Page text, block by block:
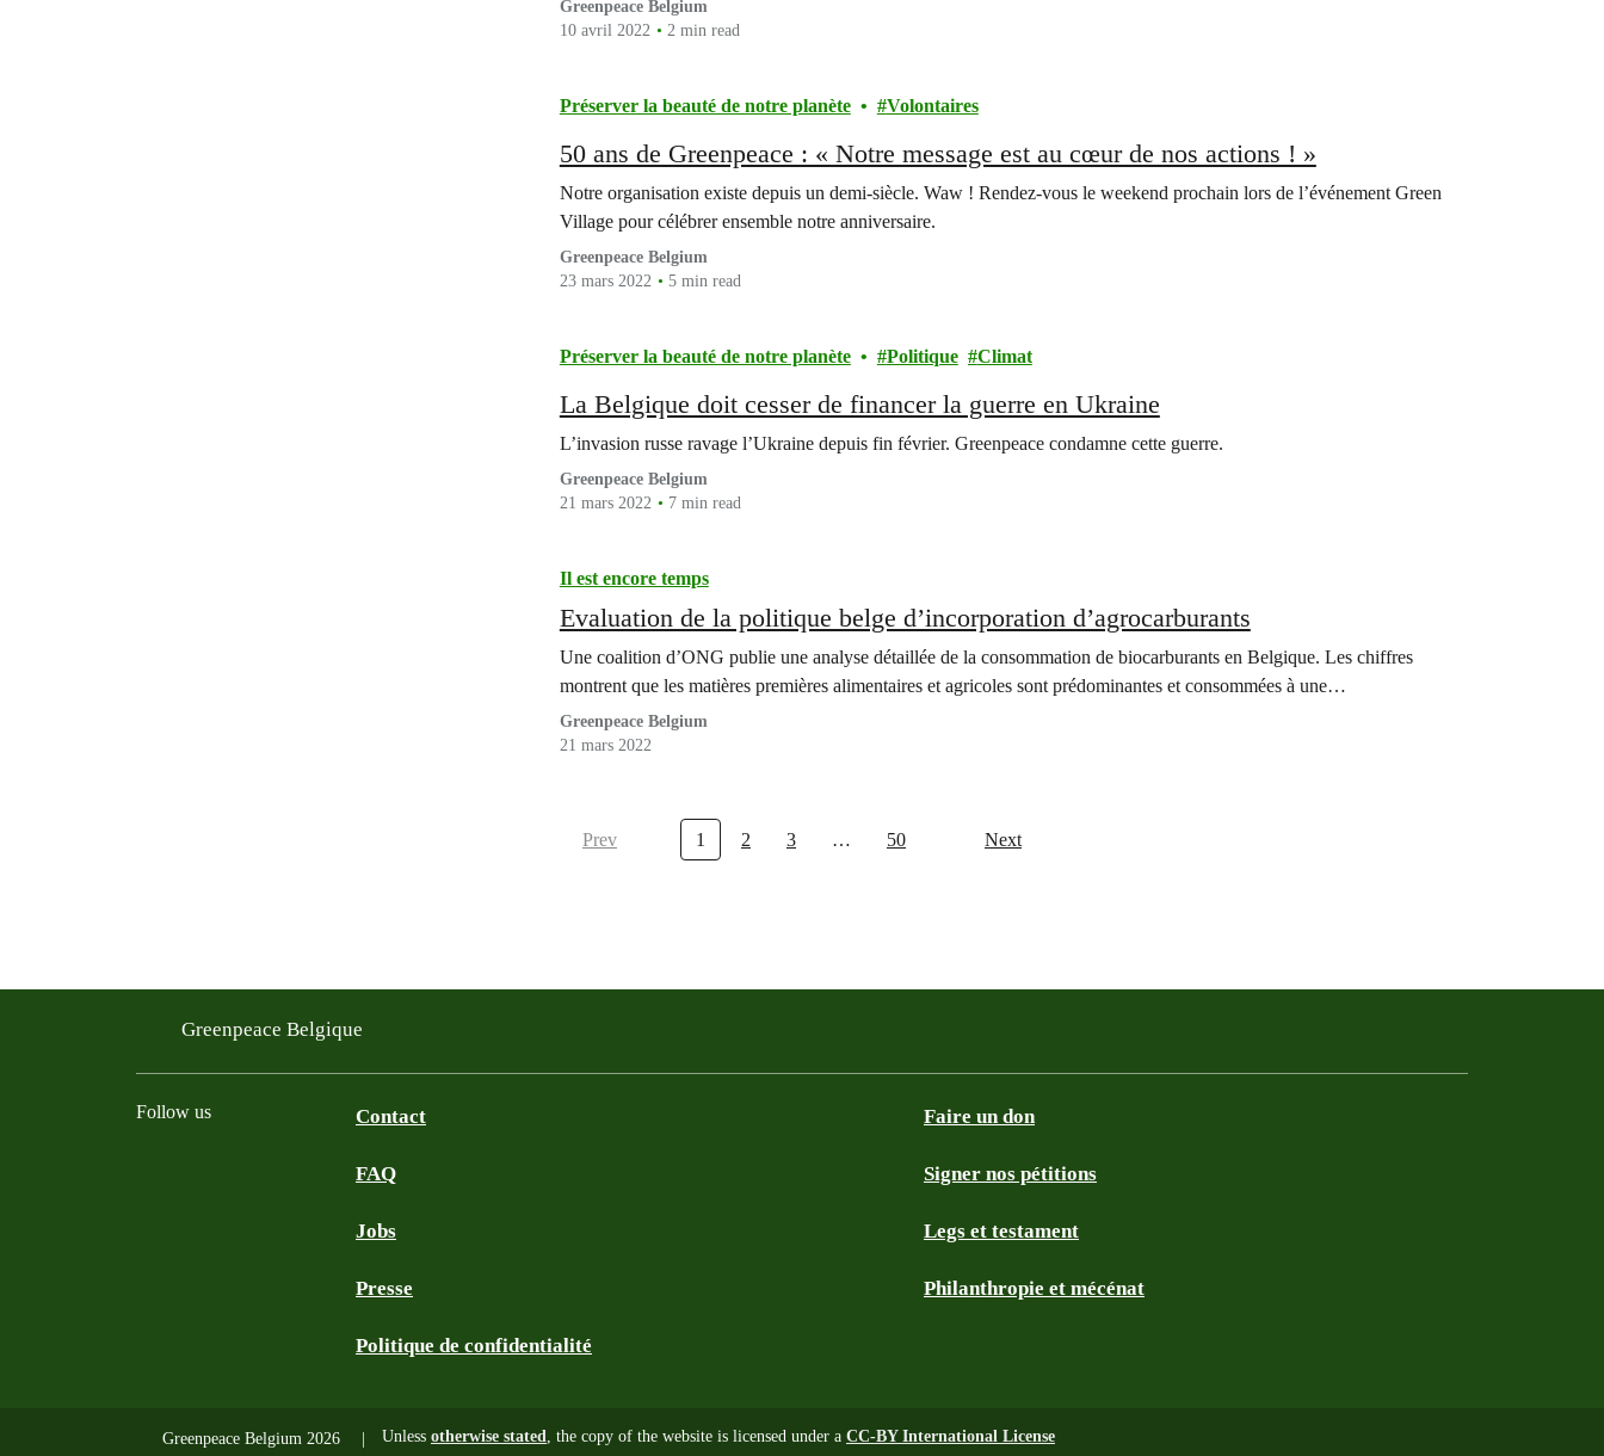
Greenpeace Belgium
10 avril 2022
2 min read
Préserver la beauté de notre planète Volontaires
50 ans de Greenpeace : « Notre message est au cœur de nos actions ! »
Notre organisation existe depuis un demi-siècle. Waw ! Rendez-vous le weekend prochain lors de l’événement Green
Village pour célébrer ensemble notre anniversaire.
Greenpeace Belgium
23 mars 2022
5 min read
Préserver la beauté de notre planète Politique Climat
La Belgique doit cesser de financer la guerre en Ukraine
L’invasion russe ravage l’Ukraine depuis fin février. Greenpeace condamne cette guerre.
Greenpeace Belgium
21 mars 2022
7 min read
Il est encore temps
Evaluation de la politique belge d’incorporation d’agrocarburants
Une coalition d’ONG publie une analyse détaillée de la consommation de biocarburants en Belgique. Les chiffres
montrent que les matières premières alimentaires et agricoles sont prédominantes et consommées à une…
Greenpeace Belgium
21 mars 2022
Prev 1 2 3 … 50 Next
Greenpeace Belgique
Follow us Contact
FAQ
Jobs
Presse
Politique de confidentialité
Faire un don
Signer nos pétitions
Legs et testament
Philanthropie et mécénat
Greenpeace Belgium 2026 Unless otherwise stated, the copy of the website is licensed under a CC-BY International License